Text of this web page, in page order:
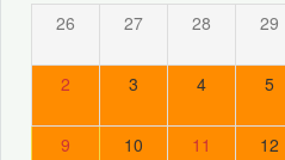
26 27 28 29
2 3 4 5
9 10 11 12